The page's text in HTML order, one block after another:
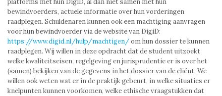
platforms met hun DigiD, al dan niet samen met hun
bewindvoerders, actuele informatie over hun vorderingen
raadplegen. Schuldenaren kunnen ook een machtiging aanvragen
voor hun bewindvoerder via de website van DigiD:
https://www.digid.nl/hulp/machtigen/om hun dossier te kunnen
raadplegen. Wij willen in deze opdracht dat de student uitzoekt
welke kwaliteitseisen, regelgeving en jurisprudentie er is over het
(samen) bekijken van de gegevens in het dossier van de cliënt. We
willen ook weten wat er in de praktijk gebeurt, in welke situaties er
knelpunten kunnen voorkomen, welke ethische vraagstukken dat